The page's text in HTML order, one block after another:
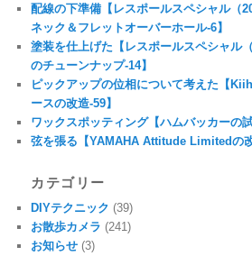
配線の下準備【レスポールスペシャル（
ネック＆フレットオーバーホール-6】
塗装を仕上げた【レスポールスペシャル
のチューンナップ-14】
ピックアップの位相について考えた【
ースの改造-59】
ワックスポッティング【ハムバッカーの試
弦を張る【YAMAHA Attitude Limitedの改
カテゴリー
DIYテクニック (39)
お散歩カメラ (241)
お知らせ (3)